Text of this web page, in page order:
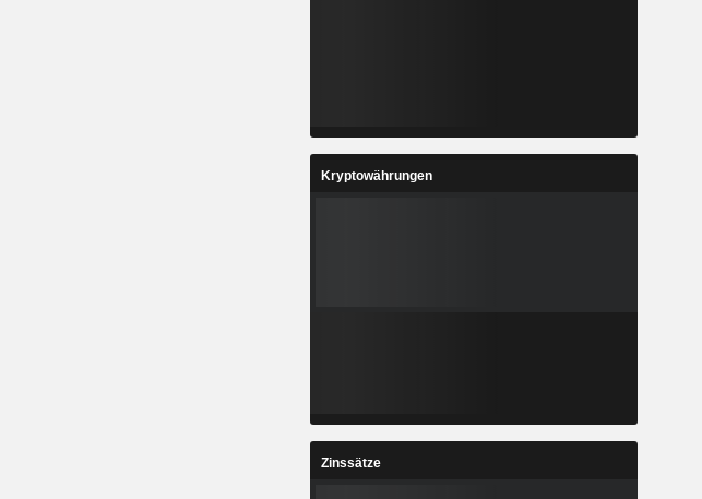
Kryptowährungen
Zinssätze